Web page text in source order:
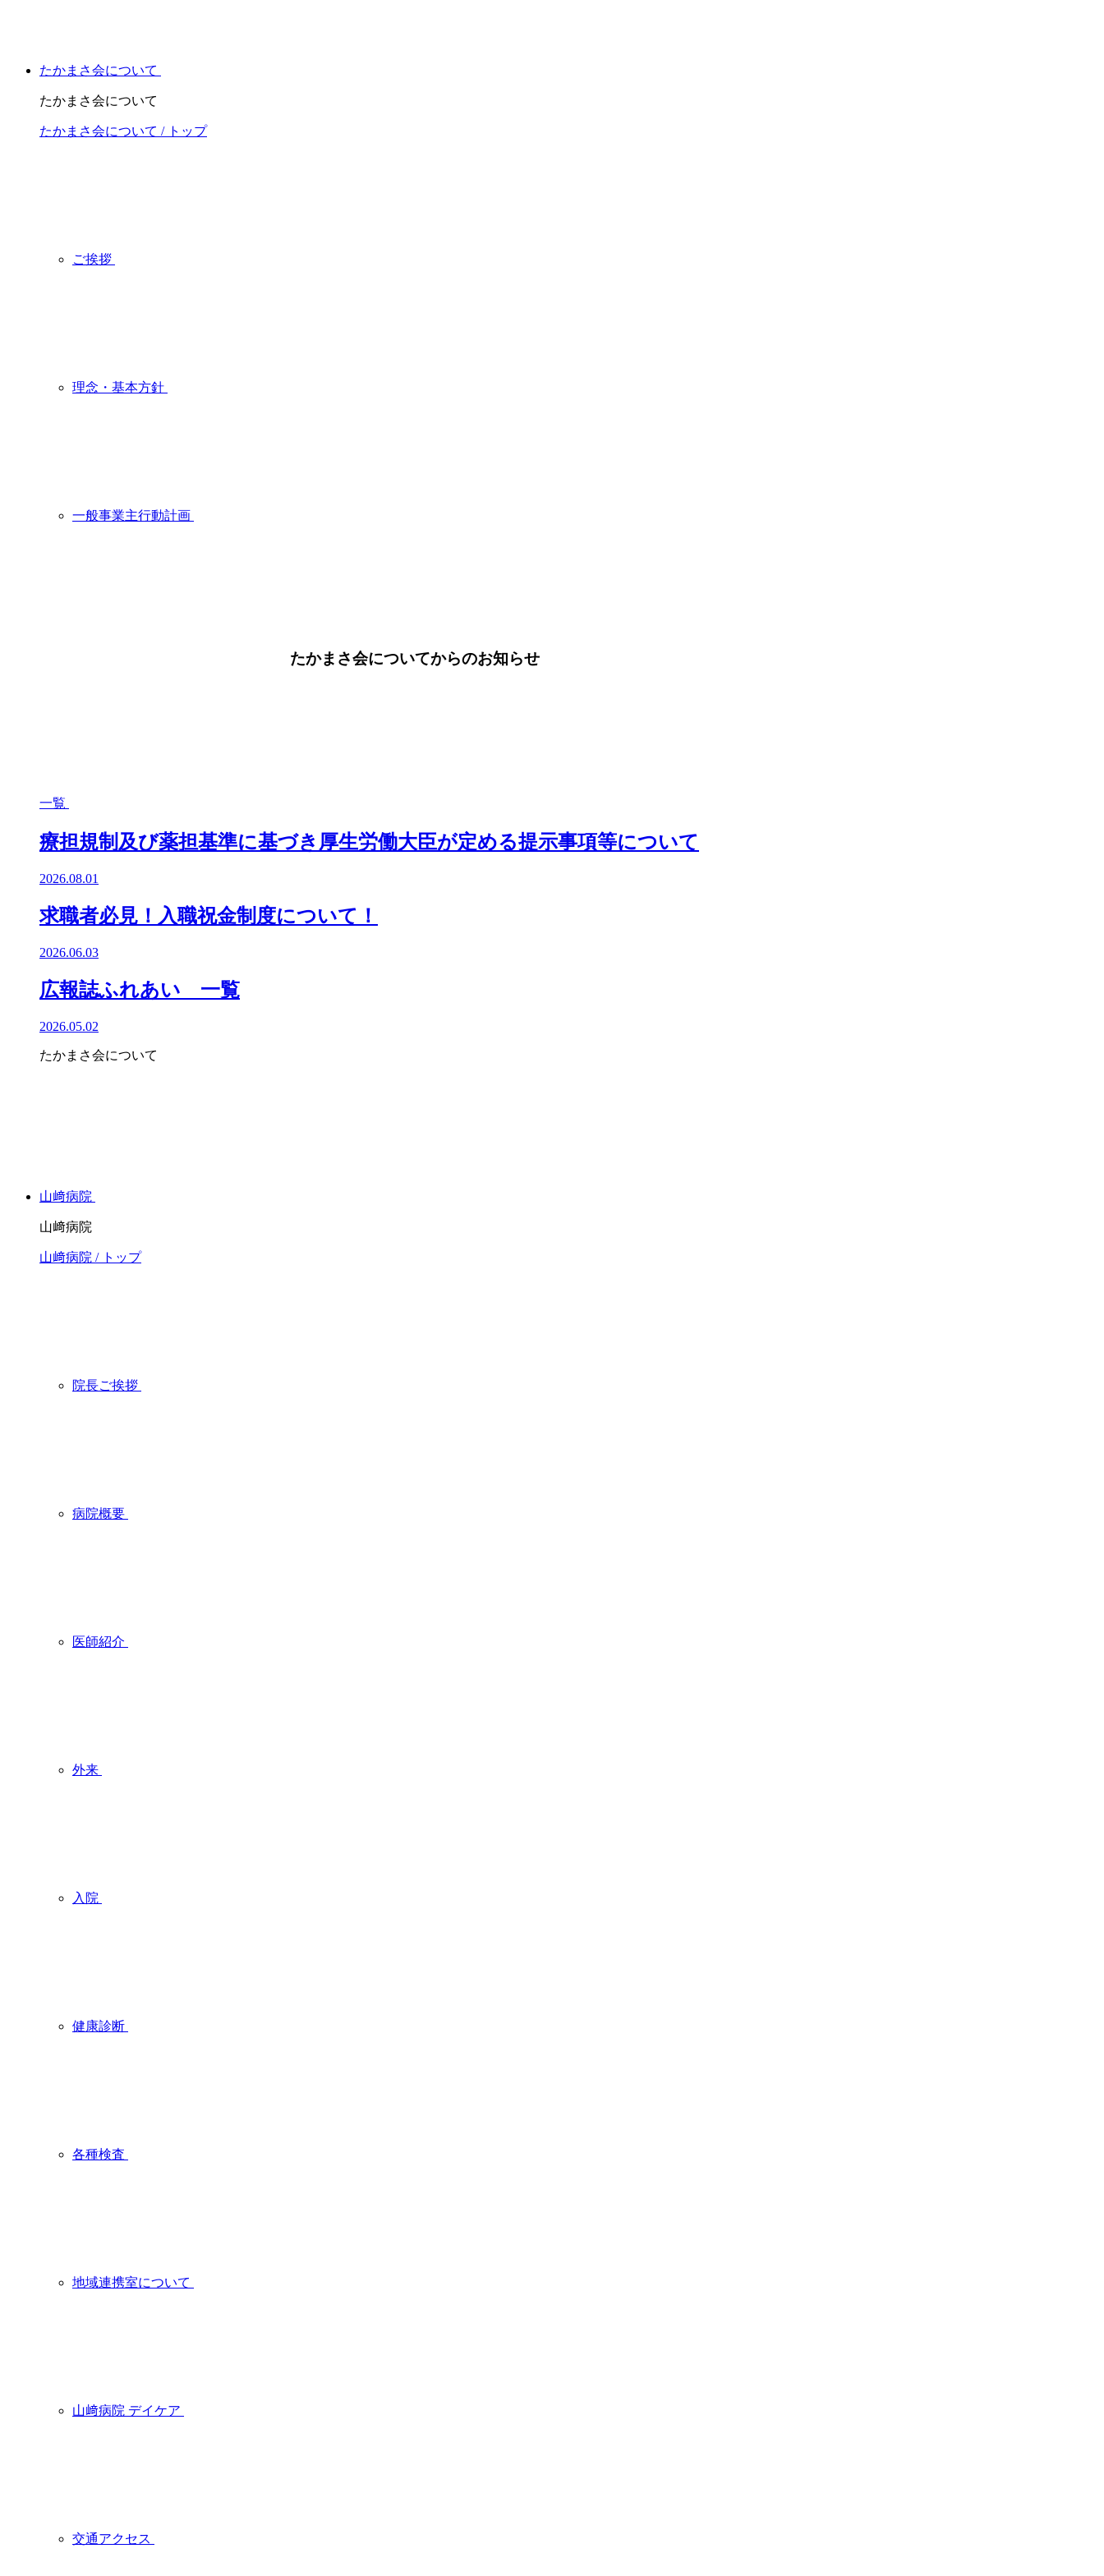
たかまさ会について
たかまさ会について
たかまさ会について / トップ
ご挨拶
理念・基本方針
一般事業主行動計画
たかまさ会についてからのお知らせ
一覧
療担規制及び薬担基準に基づき厚生労働大臣が定める提示事項等について
2026.08.01
求職者必見！入職祝金制度について！
2026.06.03
広報誌ふれあい 一覧
2026.05.02
たかまさ会について
山﨑病院
山﨑病院
山﨑病院 / トップ
院長ご挨拶
病院概要
医師紹介
外来
入院
健康診断
各種検査
地域連携室について
山﨑病院 デイケア
交通アクセス